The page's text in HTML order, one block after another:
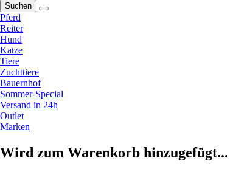
Suchen
Pferd
Reiter
Hund
Katze
Tiere
Zuchttiere
Bauernhof
Sommer-Special
Versand in 24h
Outlet
Marken
Wird zum Warenkorb hinzugefügt...